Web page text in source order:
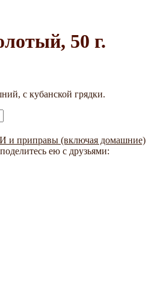
50 г.
с кубанской грядки.
приправы (включая домашние)
ею с друзьями: